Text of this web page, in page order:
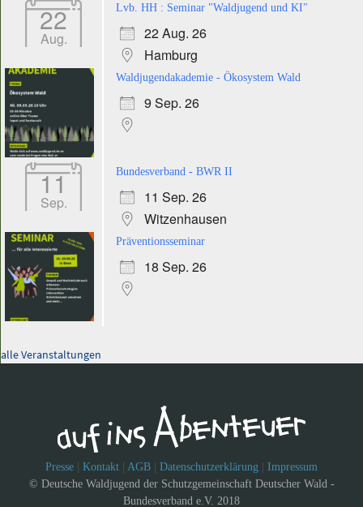
22
Aug.
Lvb. HH : Seminar "Waldjugend und KI"
22 Aug. 26
Hamburg
Waldjugendakademie - Ökosystem Wald
9 Sep. 26
11
Sep.
Bundesverband - BWR II
11 Sep. 26
Witzenhausen
Präventionsseminar
18 Sep. 26
alle Veranstaltungen
Presse Kontakt AGB Datenschutzerklärung
Impressum
© Deutsche Waldjugend der Schutzgemeinschaft Deutscher Wald -
Bundesverband e.V. 2018